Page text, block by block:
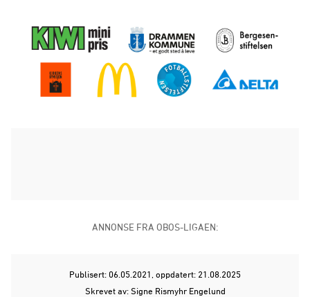
ANNONSE FRA OBOS-LIGAEN:
Publisert: 06.05.2021 , oppdatert: 21.08.2025
Skrevet av: Signe Rismyhr Engelund